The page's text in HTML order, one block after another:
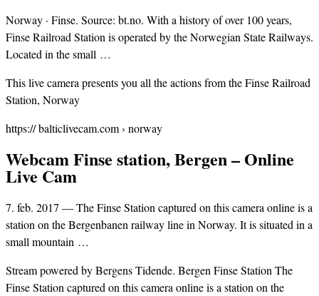
Norway · Finse. Source: bt.no. With a history of over 100 years,
Finse Railroad Station is operated by the Norwegian State Railways.
Located in the small …
This live camera presents you all the actions from the Finse Railroad
Station, Norway
https:// balticlivecam.com › norway
Webcam Finse station, Bergen – Online
Live Cam
7. feb. 2017 — The Finse Station captured on this camera online is a
station on the Bergenbanen railway line in Norway. It is situated in a
small mountain …
Stream powered by Bergens Tidende. Bergen Finse Station The
Finse Station captured on this camera online is a station on the